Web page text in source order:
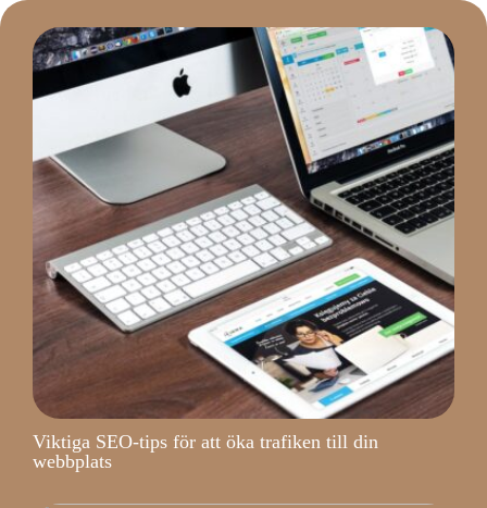
Viktiga SEO-tips för att öka trafiken till din
webbplats